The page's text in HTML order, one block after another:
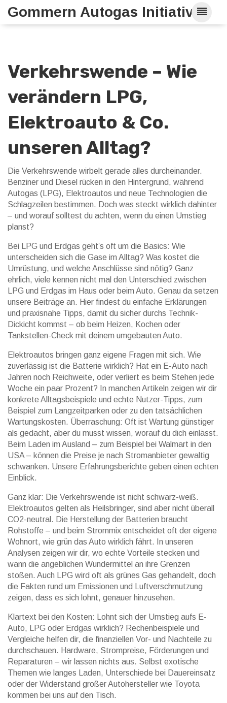
Gommern Autogas Initiative
Verkehrswende – Wie
verändern LPG,
Elektroauto & Co.
unseren Alltag?
Die Verkehrswende wirbelt gerade alles durcheinander.
Benziner und Diesel rücken in den Hintergrund, während
Autogas (LPG), Elektroautos und neue Technologien die
Schlagzeilen bestimmen. Doch was steckt wirklich dahinter
– und worauf solltest du achten, wenn du einen Umstieg
planst?
Bei LPG und Erdgas geht’s oft um die Basics: Wie
unterscheiden sich die Gase im Alltag? Was kostet die
Umrüstung, und welche Anschlüsse sind nötig? Ganz
ehrlich, viele kennen nicht mal den Unterschied zwischen
LPG und Erdgas im Haus oder beim Auto. Genau da setzen
unsere Beiträge an. Hier findest du einfache Erklärungen
und praxisnahe Tipps, damit du sicher durchs Technik-
Dickicht kommst – ob beim Heizen, Kochen oder
Tankstellen-Check mit deinem umgebauten Auto.
Elektroautos bringen ganz eigene Fragen mit sich. Wie
zuverlässig ist die Batterie wirklich? Hat ein E-Auto nach
Jahren noch Reichweite, oder verliert es beim Stehen jede
Woche ein paar Prozent? In manchen Artikeln zeigen wir dir
konkrete Alltagsbeispiele und echte Nutzer-Tipps, zum
Beispiel zum Langzeitparken oder zu den tatsächlichen
Wartungskosten. Überraschung: Oft ist Wartung günstiger
als gedacht, aber du musst wissen, worauf du dich einlässt.
Beim Laden im Ausland – zum Beispiel bei Walmart in den
USA – können die Preise je nach Stromanbieter gewaltig
schwanken. Unsere Erfahrungsberichte geben einen echten
Einblick.
Ganz klar: Die Verkehrswende ist nicht schwarz-weiß.
Elektroautos gelten als Heilsbringer, sind aber nicht überall
CO2-neutral. Die Herstellung der Batterien braucht
Rohstoffe – und beim Strommix entscheidet oft der eigene
Wohnort, wie grün das Auto wirklich fährt. In unseren
Analysen zeigen wir dir, wo echte Vorteile stecken und
wann die angeblichen Wundermittel an ihre Grenzen
stoßen. Auch LPG wird oft als grünes Gas gehandelt, doch
die Fakten rund um Emissionen und Luftverschmutzung
zeigen, dass es sich lohnt, genauer hinzusehen.
Klartext bei den Kosten: Lohnt sich der Umstieg aufs E-
Auto, LPG oder Erdgas wirklich? Rechenbeispiele und
Vergleiche helfen dir, die finanziellen Vor- und Nachteile zu
durchschauen. Hardware, Strompreise, Förderungen und
Reparaturen – wir lassen nichts aus. Selbst exotische
Themen wie langes Laden, Unterschiede bei Dauereinsatz
oder der Widerstand großer Autohersteller wie Toyota
kommen bei uns auf den Tisch.